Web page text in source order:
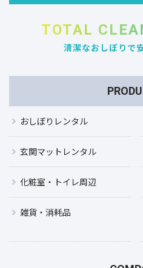
TOTAL
清潔なおしぼりで
おしぼりレンタル
玄関マットレンタル
化粧室・トイレ周辺
雑貨・消耗品